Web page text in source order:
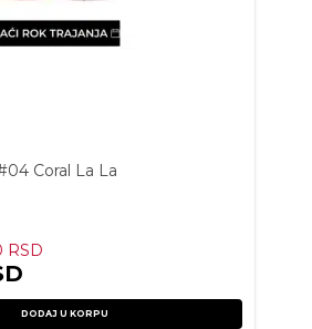
Coral La La
RSD
DODAJ U KORPU